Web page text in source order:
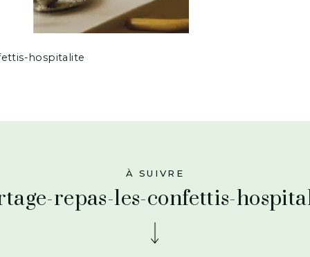
hospitalite
À SUIVRE
repas-les-confettis-